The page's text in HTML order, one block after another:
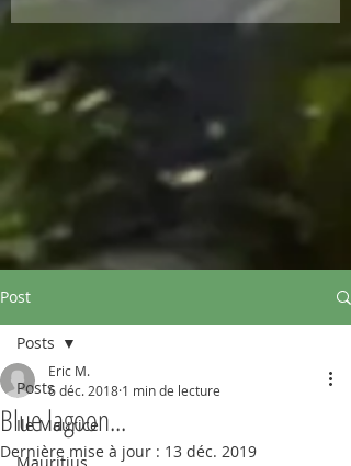
Post
Posts
Ile Maurice
Posts
Blue lagoon...
Eric M.
6 déc. 2018 1 min de lecture
Dernière mise à jour : 13 déc. 2019